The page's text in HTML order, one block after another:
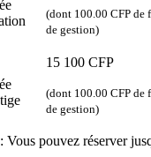
(dont 100.00 CFP de
de gestion)
15 100 CFP
(dont 100.00 CFP de
de gestion)
Vous pouvez réserver